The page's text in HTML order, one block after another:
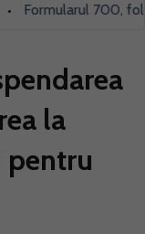
Formularul 700,
la
pentru